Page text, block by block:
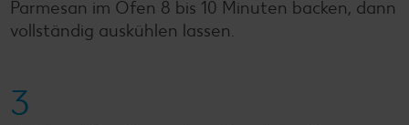
Parmesan im Ofen 8 bis 10 Minuten backen, dann
vollständig auskühlen lassen.
3